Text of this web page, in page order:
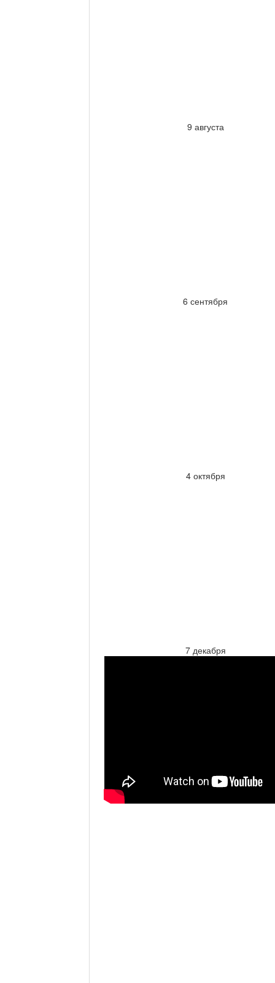
9 августа
6 сентября
4 октября
7 декабря